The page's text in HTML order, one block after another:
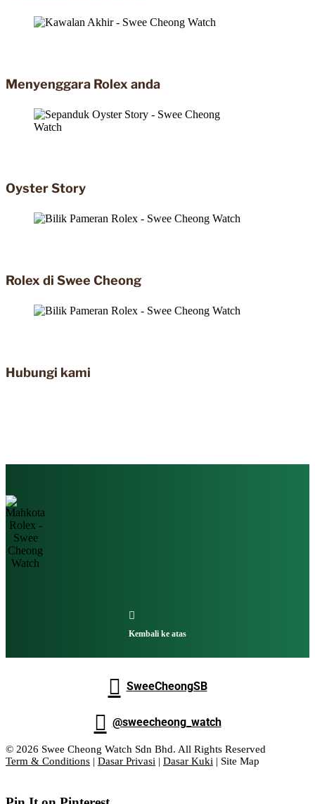
Menyenggara Rolex anda
Oyster Story
Rolex di Swee Cheong
Hubungi kami

Kembali ke atas
 SweeCheongSB
 @sweecheong_watch
© 2026 Swee Cheong Watch Sdn Bhd. All Rights Reserved
Term & Conditions | Dasar Privasi | Dasar Kuki | Site Map